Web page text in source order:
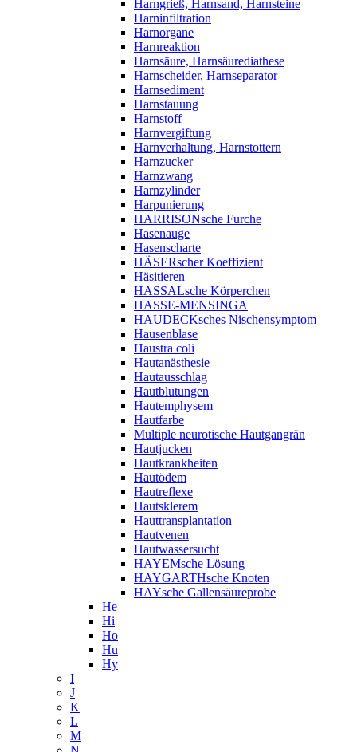
Harngrieß, Harnsand, Harnsteine
Harninfiltration
Harnorgane
Harnreaktion
Harnsäure, Harnsäurediathese
Harnscheider, Harnseparator
Harnsediment
Harnstauung
Harnstoff
Harnvergiftung
Harnverhaltung, Harnstottern
Harnzucker
Harnzwang
Harnzylinder
Harpunierung
HARRISONsche Furche
Hasenauge
Hasenscharte
HÄSERscher Koeffizient
Häsitieren
HASSALsche Körperchen
HASSE-MENSINGA
HAUDECKsches Nischensymptom
Hausenblase
Haustra coli
Hautanästhesie
Hautausschlag
Hautblutungen
Hautemphysem
Hautfarbe
Multiple neurotische Hautgangrän
Hautjucken
Hautkrankheiten
Hautödem
Hautreflexe
Hautsklerem
Hauttransplantation
Hautvenen
Hautwassersucht
HAYEMsche Lösung
HAYGARTHsche Knoten
HAYsche Gallensäureprobe
He
Hi
Ho
Hu
Hy
I
J
K
L
M